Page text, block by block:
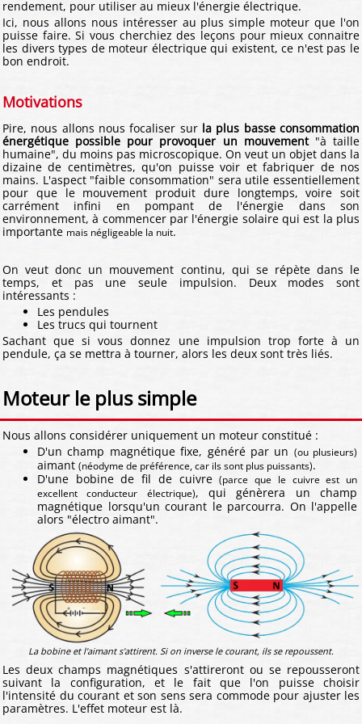
rendement, pour utiliser au mieux l'énergie électrique.
Ici, nous allons nous intéresser au plus simple moteur que l'on
puisse faire. Si vous cherchiez des leçons pour mieux connaitre
les divers types de moteur électrique qui existent, ce n'est pas le
bon endroit.
Motivations
Pire, nous allons nous focaliser sur la plus basse consommation
énergétique possible pour provoquer un mouvement"à taille
humaine", du moins pas microscopique. On veut un objet dans la
dizaine de centimètres, qu'on puisse voir et fabriquer de nos
mains. L'aspect "faible consommation" sera utile essentiellement
pour que le mouvement produit dure longtemps, voire soit
carrément infini en pompant de l'énergie dans son
environnement, à commencer par l'énergie solaire qui est la plus
importante mais négligeable la nuit.
On veut donc un mouvement continu, qui se répète dans le
temps, et pas une seule impulsion. Deux modes sont
intéressants :
Les pendules
Les trucs qui tournent
Sachant que si vous donnez une impulsion trop forte à un
pendule, ça se mettra à tourner, alors les deux sont très liés.
Moteur le plus simple
Nous allons considérer uniquement un moteur constitué :
D'un champ magnétique fixe, généré par un (ou plusieurs)
aimant (néodyme de préférence, car ils sont plus puissants).
D'une bobine de fil de cuivre(parce que le cuivre est un
excellent conducteur électrique), qui génèrera un champ
magnétique lorsqu'un courant le parcourra. On l'appelle
alors "électro aimant".
La bobine et l'aimant s'attirent. Si on inverse le courant, ils se repoussent.
Les deux champs magnétiques s'attireront ou se repousseront
suivant la configuration, et le fait que l'on puisse choisir
l'intensité du courant et son sens sera commode pour ajuster les
paramètres. L'effet moteur est là.